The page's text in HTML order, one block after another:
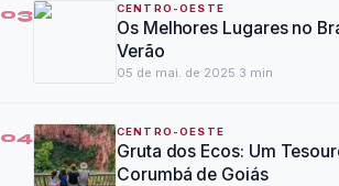
03 CENTRO-OESTE
Os Melhores Lugares no
Verão
05 de mai. de 2025 3 min
04 CENTRO-OESTE
Gruta dos Ecos: Um
Corumbá de Goiás